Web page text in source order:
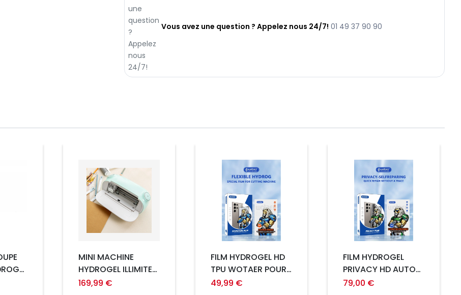
Vous avez une question ? Appelez nous 24/7! 01 49 37 90 90
Prix
MINI MACHINE
HYDROGEL ILLIMITEE
WOATER
169,99 €
FILM HYDROGEL HD
TPU WOTAER POUR
MACHINE ILLIMITEE
49,99 €
FILM HYDROGEL
PRIVACY HD AUTO
REPAIR POUR
79,00 €